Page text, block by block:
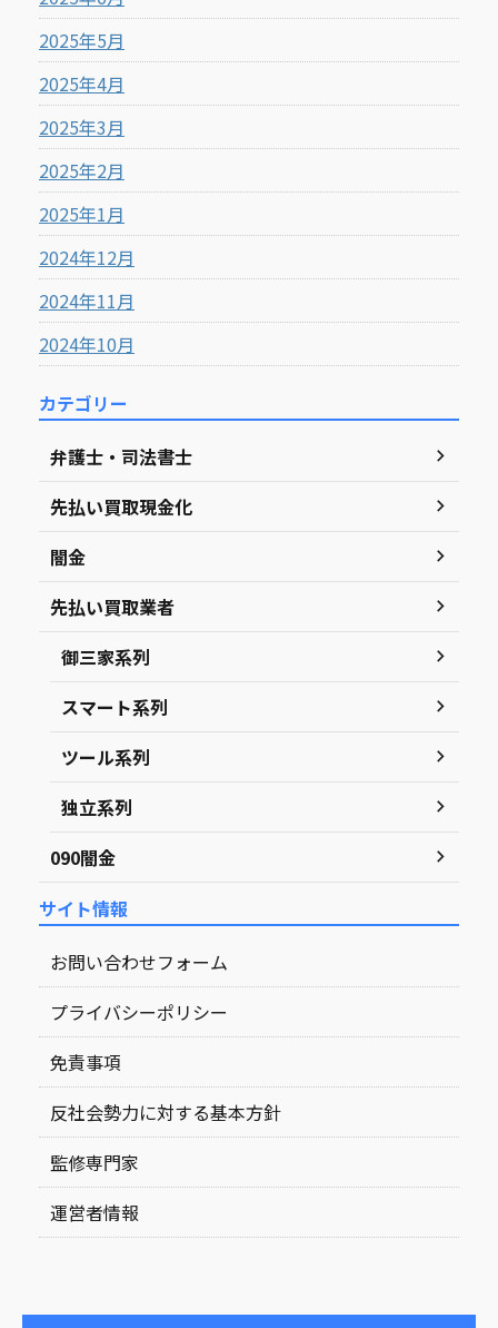
2025年5月
2025年4月
2025年3月
2025年2月
2025年1月
2024年12月
2024年11月
2024年10月
カテゴリー
弁護士・司法書士
先払い買取現金化
闇金
先払い買取業者
御三家系列
スマート系列
ツール系列
独立系列
090闇金
サイト情報
お問い合わせフォーム
プライバシーポリシー
免責事項
反社会勢力に対する基本方針
監修専門家
運営者情報